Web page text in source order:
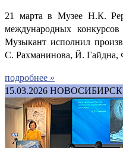
21 марта в Музее Н.К.
международных
Музыкант исполнил
С. Рахманинова, Й. Гайдна,
подробнее »
15.03.2026